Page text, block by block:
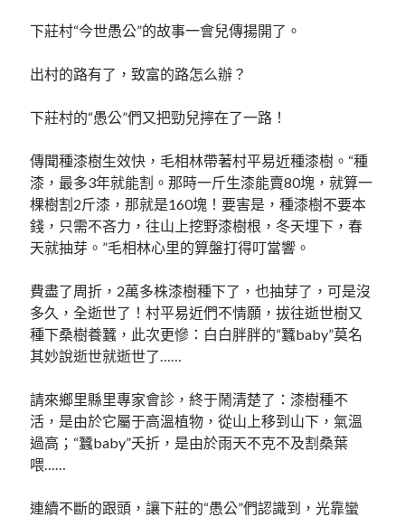
下莊村“今世愚公”的故事一會兒傳揚開了。
出村的路有了，致富的路怎么辦？
下莊村的“愚公”們又把勁兒擰在了一路！
傳聞種漆樹生效快，毛相林帶著村平易近種漆樹。“種
漆，最多3年就能割。那時一斤生漆能賣80塊，就算一
棵樹割2斤漆，那就是160塊！要害是，種漆樹不要本
錢，只需不吝力，往山上挖野漆樹根，冬天埋下，春
天就抽芽。”毛相林心里的算盤打得叮當響。
費盡了周折，2萬多株漆樹種下了，也抽芽了，可是沒
多久，全逝世了！村平易近們不情願，拔往逝世樹又
種下桑樹養蠶，此次更慘：白白胖胖的“蠶baby”莫名
其妙說逝世就逝世了……
請來鄉里縣里專家會診，終于鬧清楚了：漆樹種不
活，是由於它屬于高溫植物，從山上移到山下，氣溫
過高；“蠶baby”夭折，是由於雨天不克不及割桑葉
喂……
連續不斷的跟頭，讓下莊的“愚公”們認識到，光靠蠻